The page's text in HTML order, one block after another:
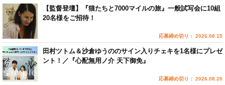
【監督登壇】『猫たちと7000マイルの旅』一般試写会に10組
20名様をご招待！
応募締め切り： 2026.08.15
田村ツトム＆沙倉ゆうののサイン入りチェキを1名様にプレゼ
ント！／『心配無用ノ介 天下御免』
応募締め切り： 2026.08.20